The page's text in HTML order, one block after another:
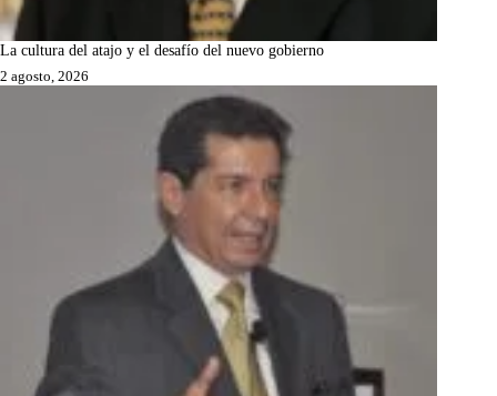
La cultura del atajo y el desafío del nuevo gobierno
2 agosto, 2026